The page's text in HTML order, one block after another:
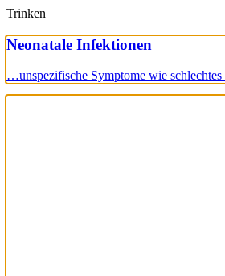
Trinken
Neonatale Infektionen
…unspezifische Symptome wie schlechtes